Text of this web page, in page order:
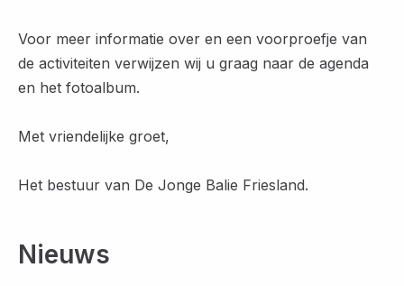
Voor meer informatie over en een voorproefje van
de activiteiten verwijzen wij u graag naar de agenda
en het fotoalbum.
Met vriendelijke groet,
Het bestuur van De Jonge Balie Friesland.
Nieuws